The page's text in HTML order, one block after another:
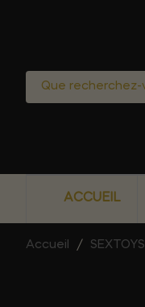
ACCUEIL
Accueil SEXTOYS